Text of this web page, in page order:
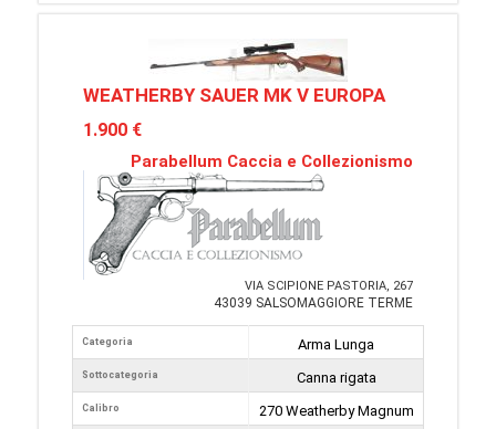
WEATHERBY SAUER MK V EUROPA
1.900 €
Parabellum Caccia e Collezionismo
VIA SCIPIONE PASTORIA, 267
43039 SALSOMAGGIORE TERME
Categoria
Sottocategoria
Calibro
Arma Lunga
Canna rigata
270 Weatherby Magnum